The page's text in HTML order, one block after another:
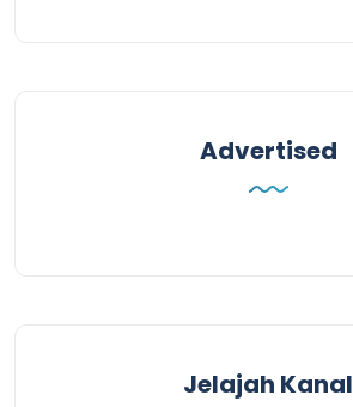
Advertised
Jelajah Kanal